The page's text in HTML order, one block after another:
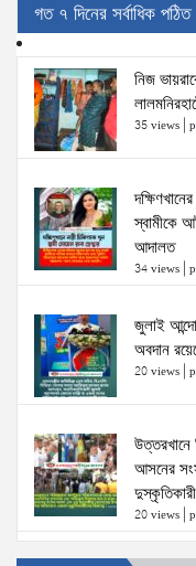
গত ৭ দিনের সর্বাধিক পঠিত
নিজ
35 views
স্বামীকে
আদালত
34 views
জুলাই
অবদান
20 views
আসনের
20 views